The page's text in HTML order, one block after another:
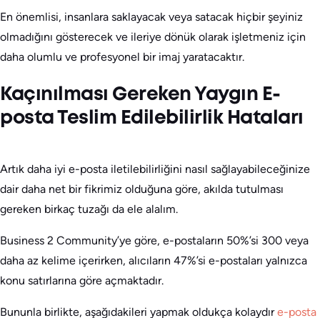
En önemlisi, insanlara saklayacak veya satacak hiçbir şeyiniz
olmadığını gösterecek ve ileriye dönük olarak işletmeniz için
daha olumlu ve profesyonel bir imaj yaratacaktır.
Kaçınılması Gereken Yaygın E-
posta Teslim Edilebilirlik Hataları
Artık daha iyi e-posta iletilebilirliğini nasıl sağlayabileceğinize
dair daha net bir fikrimiz olduğuna göre, akılda tutulması
gereken birkaç tuzağı da ele alalım.
Business 2 Community’ye göre, e-postaların 50%’si 300 veya
daha az kelime içerirken, alıcıların 47%’si e-postaları yalnızca
konu satırlarına göre açmaktadır.
Bununla birlikte, aşağıdakileri yapmak oldukça kolaydıre-posta